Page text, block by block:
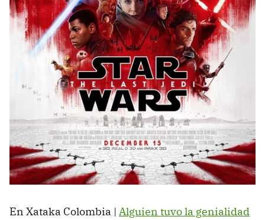
En Xataka Colombia | Alguien tuvo la genialidad